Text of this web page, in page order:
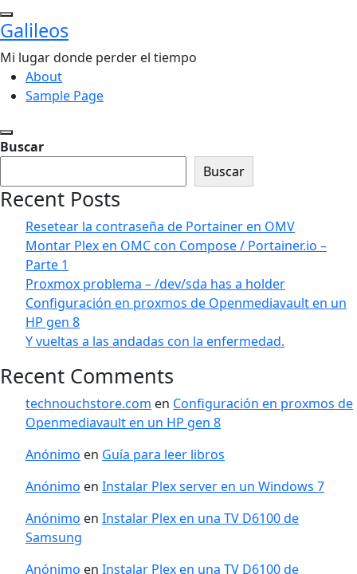
Saltar
al
Galileos
Mi lugar donde perder el tiempo
About
Sample Page
Buscar
Buscar
Recent Posts
Resetear la contraseña de Portainer en OMV
Montar Plex en OMC con Compose / Portainer.io –
Parte 1
Proxmox problema – /dev/sda has a holder
Configuración en proxmos de Openmediavault en un
HP gen 8
Y vueltas a las andadas con la enfermedad.
Recent Comments
technouchstore.com en Configuración en proxmos de
Openmediavault en un HP gen 8
Anónimo en Guía para leer libros
Anónimo en Instalar Plex server en un Windows 7
Anónimo en Instalar Plex en una TV D6100 de
Samsung
Anónimo en Instalar Plex en una TV D6100 de